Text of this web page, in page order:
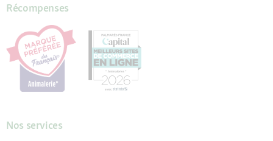
Récompenses
Nos services